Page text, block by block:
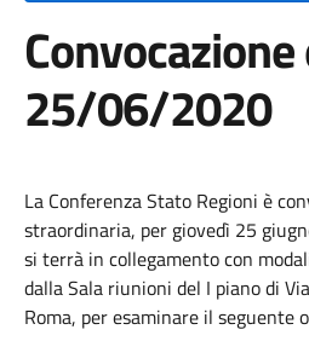
25/06/2020
La Conferenza Stato Regioni è
straordinaria, per giovedì 25
si terrà in collegamento con
dalla Sala riunioni del I piano di
Roma, per esaminare il seguente